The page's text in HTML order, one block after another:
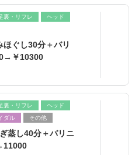
裏・リフレ
ヘッド
ほぐし30分＋バリ
￥10300
裏・リフレ
ヘッド
ダル その他
蒸し40分＋バリニ